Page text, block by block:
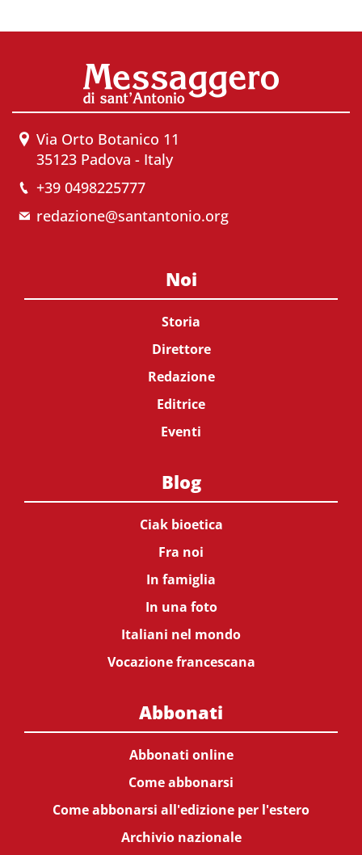
Via Orto Botanico 11
35123 Padova - Italy
+39 0498225777
redazione@santantonio.org
Noi
Storia
Direttore
Redazione
Editrice
Eventi
Blog
Ciak bioetica
Fra noi
In famiglia
In una foto
Italiani nel mondo
Vocazione francescana
Abbonati
Abbonati online
Come abbonarsi
Come abbonarsi all'edizione per l'estero
Archivio nazionale